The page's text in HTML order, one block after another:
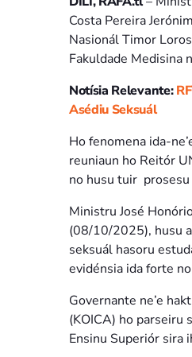
Costa Pereira
Nasionál Timor
Fakuldade Medisina
Notísia Relevante:
Asédiu Seksuál
Ho fenomena ida-
reuniaun ho Reitór
no husu tuir
Ministru José
(08/10/2025), husu
seksuál hasoru
evidénsia ida forte
Governante ne’e
(KOICA) ho parseiru
Ensinu Superiór sira